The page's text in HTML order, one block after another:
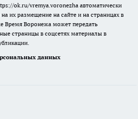
ok.ru/vremya.voronezha автоматически
на их размещение на сайте и на страницах в
Время Воронежа может передать
страницы в соцсетях материалы в
данных